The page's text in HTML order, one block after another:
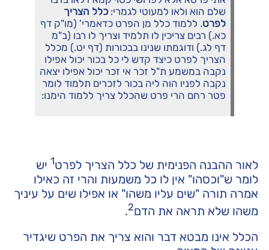
שלם הוא ולאו למעוטי לגמרי: כלל הצריך
לפרט. ללמוד כלל מן הפרט כדאמרי' (מו"ק דף
כא.) רבים צריכין לו תלמיד וצריך לו רבו (ב"מ
דף לג.) ודוגמתו שנינו בבכורות (דף יט.) מכלל
הצריך לפרט כיצד קדש לי כל בכור יכול אפילו
נקבה במשמע ת"ל זכר אי זכר יכול אפילו יצאה
נקבה לפניו הוה ליה בכור לזכרים תלמוד לומר
פטר רחם הרי פרט שהכלל צריך ללמוד הימנו:
לאור ההבנה הפנימית של כלל הצריך לפרט1 יש
לומר ש"וכסהו" אין לו כל משמעות והרי זה כאילו
אמרה תורה "שים עליו משהו" או אפילו שים על עיניך
משהו שלא תראה את הדם2
.
הכלל אינו מבטא דבר והוא צריך את הפרט שיגדיר